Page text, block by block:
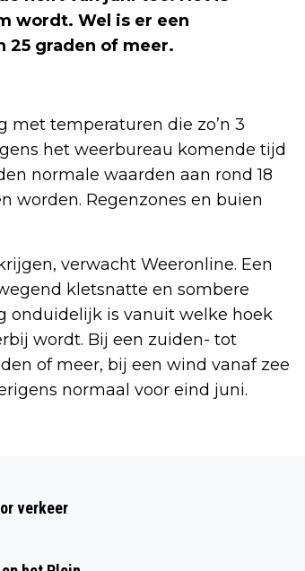
wordt. Wel is er een
25 graden of meer.
met temperaturen die zo’n 3
het weerbureau komende tijd
normale waarden aan rond 18
worden. Regenzones en buien
verwacht Weeronline. Een
kletsnatte en sombere
onduidelijk is vanuit welke hoek
wordt. Bij een zuiden- tot
of meer, bij een wind vanaf zee
normaal voor eind juni.
BASSIOUNI IN GROTE KERK
verkeer